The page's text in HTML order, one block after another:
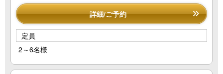
詳細/ご予約
定員
2～6名様